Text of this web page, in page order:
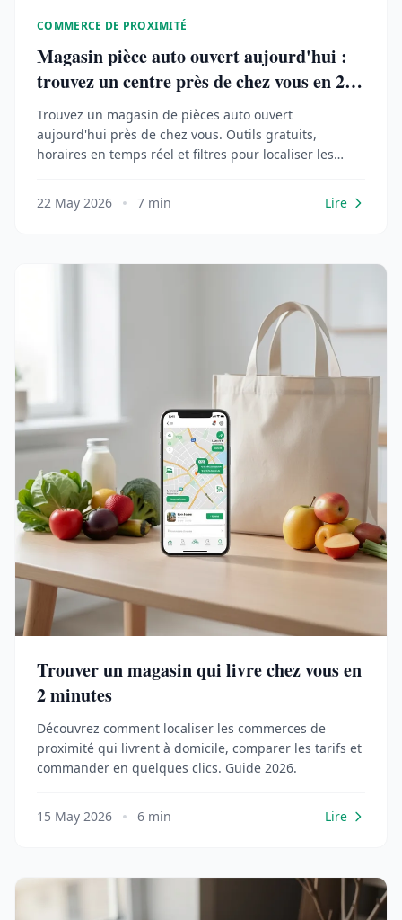
COMMERCE DE PROXIMITÉ
Magasin pièce auto ouvert aujourd'hui :
trouvez un centre près de chez vous en 2
minutes
Trouvez un magasin de pièces auto ouvert
aujourd'hui près de chez vous. Outils gratuits,
horaires en temps réel et filtres pour localiser les
22 May 2026
7 min Lire
Trouver un magasin qui livre chez vous en
2 minutes
Découvrez comment localiser les commerces de
proximité qui livrent à domicile, comparer les tarifs et
commander en quelques clics. Guide 2026.
15 May 2026 6 min Lire